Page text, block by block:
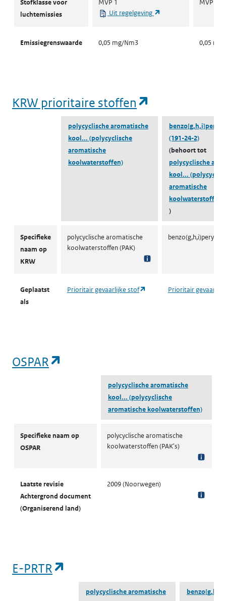
Stofklasse voor
luchtemissies
MVP 1
Uit regelgeving
MVP 1
Emissiegrenswaarde 0,05 mg/Nm3 0,05
KRW prioritaire stoffen
polycyclische aromatische
kool... (polycyclische
aromatische
koolwaterstoffen)
(191-24-2)
(behoort tot
polycyclische
kool...
aromatische
koolwaterstoffen)
)
Specifieke
naam op
KRW
polycyclische aromatische
koolwaterstoffen (PAK)
benzo(g,h,i)peryleen
Geplaatst
als
Prioritair gevaarlijke stof (opent in een nieuw
Prioritair
OSPAR
polycyclische aromatische
kool... (polycyclische
aromatische koolwaterstoffen)
Specifieke naam op
OSPAR
polycyclische aromatische
koolwaterstoffen (PAK's)
Laatste revisie
Achtergrond document
(Organiserend land)
2009 (Noorwegen)
E-PRTR
polycyclische aromatische